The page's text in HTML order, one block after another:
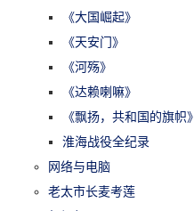
《大国崛起》
《天安门》
《河殇》
《达赖喇嘛》
《飘扬，共和国的旗帜》
淮海战役全纪录
网络与电脑
老太市长麦考莲